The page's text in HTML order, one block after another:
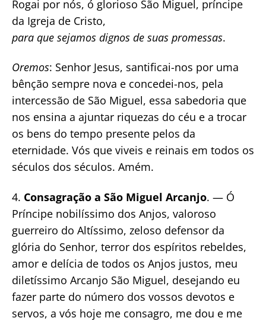
Rogai por nós, ó glorioso São Miguel, príncipe
da Igreja de Cristo,
para que sejamos dignos de suas promessas.
Oremos: Senhor Jesus, santificai-nos por uma
bênção sempre nova e concedei-nos, pela
intercessão de São Miguel, essa sabedoria que
nos ensina a ajuntar riquezas do céu e a trocar
os bens do tempo presente pelos da
eternidade. Vós que viveis e reinais em todos os
séculos dos séculos. Amém.
4. Consagração a São Miguel Arcanjo. — Ó
Príncipe nobilíssimo dos Anjos, valoroso
guerreiro do Altíssimo, zeloso defensor da
glória do Senhor, terror dos espíritos rebeldes,
amor e delícia de todos os Anjos justos, meu
diletíssimo Arcanjo São Miguel, desejando eu
fazer parte do número dos vossos devotos e
servos, a vós hoje me consagro, me dou e me